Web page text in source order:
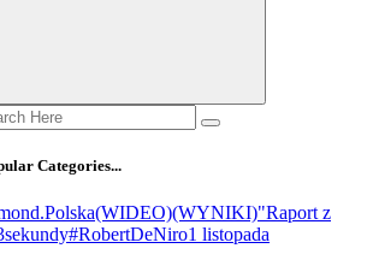
Categories...
.Polska(WIDEO)(WYNIKI)"Raport z
#RobertDeNiro1 listopada